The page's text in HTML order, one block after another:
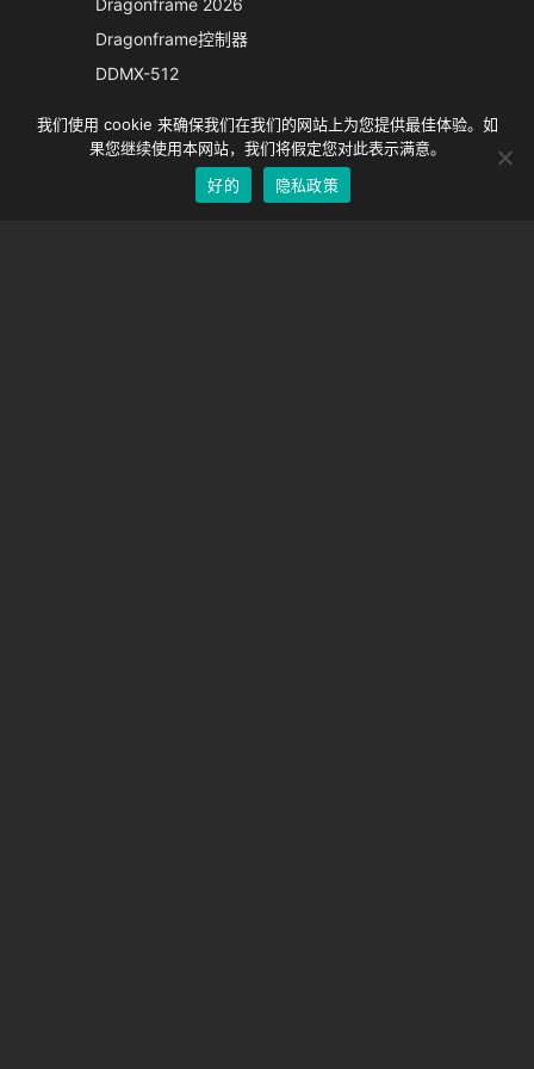
Dragonframe 2026
Dragonframe控制器
DDMX-512
EOS LV 校正帽
我们使用 cookie 来确保我们在我们的网站上为您提供最佳体验。如
果您继续使用本网站，我们将假定您对此表示满意。
好的
隐私政策
English